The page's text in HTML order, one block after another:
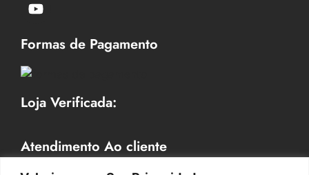
Formas de Pagamento
Loja Verificada:
Atendimento Ao cliente